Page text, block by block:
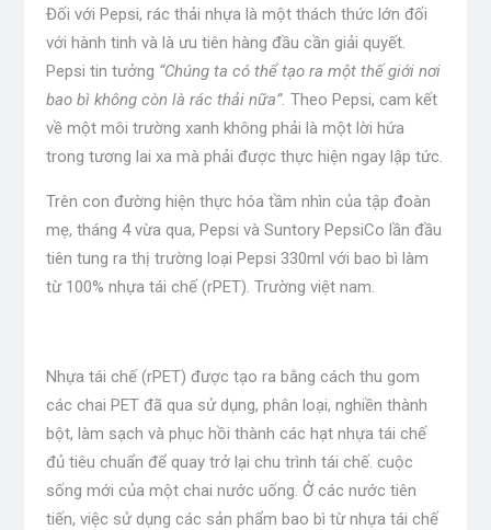
Đối với Pepsi, rác thải nhựa là một thách thức lớn đối
với hành tinh và là ưu tiên hàng đầu cần giải quyết.
Pepsi tin tưởng “Chúng ta có thể tạo ra một thế giới nơi
bao bì không còn là rác thải nữa”. Theo Pepsi, cam kết
về một môi trường xanh không phải là một lời hứa
trong tương lai xa mà phải được thực hiện ngay lập tức.
Trên con đường hiện thực hóa tầm nhìn của tập đoàn
mẹ, tháng 4 vừa qua, Pepsi và Suntory PepsiCo lần đầu
tiên tung ra thị trường loại Pepsi 330ml với bao bì làm
từ 100% nhựa tái chế (rPET). Trường việt nam.
Nhựa tái chế (rPET) được tạo ra bằng cách thu gom
các chai PET đã qua sử dụng, phân loại, nghiền thành
bột, làm sạch và phục hồi thành các hạt nhựa tái chế
đủ tiêu chuẩn để quay trở lại chu trình tái chế. cuộc
sống mới của một chai nước uống. Ở các nước tiên
tiến, việc sử dụng các sản phẩm bao bì từ nhựa tái chế